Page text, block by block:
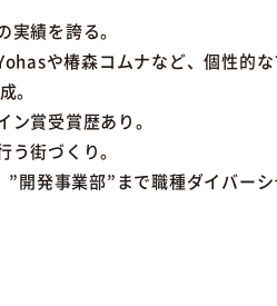
績を誇る。
や椿森コムナなど、個性的な
。
賞受賞歴あり。
街づくり。
開発事業部”まで職種ダイバー